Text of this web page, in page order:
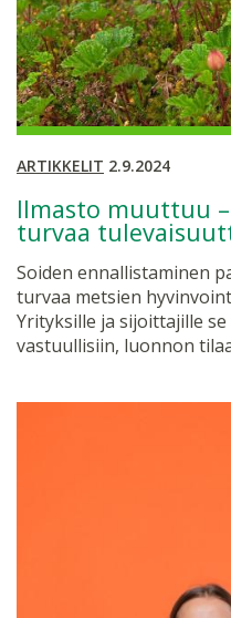
ARTIKKELIT 2.9.2024
Ilmasto muuttuu
turvaa
Soiden ennallistaminen
turvaa metsien
Yrityksille ja sijoittajille
vastuullisiin, luonnon